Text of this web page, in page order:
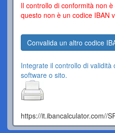
Il controllo di conformità non
questo non è un codice IBAN
Convalida un altro codice
Integrate il controllo di validità
software o sito.
https://it.ibancalculator.com//